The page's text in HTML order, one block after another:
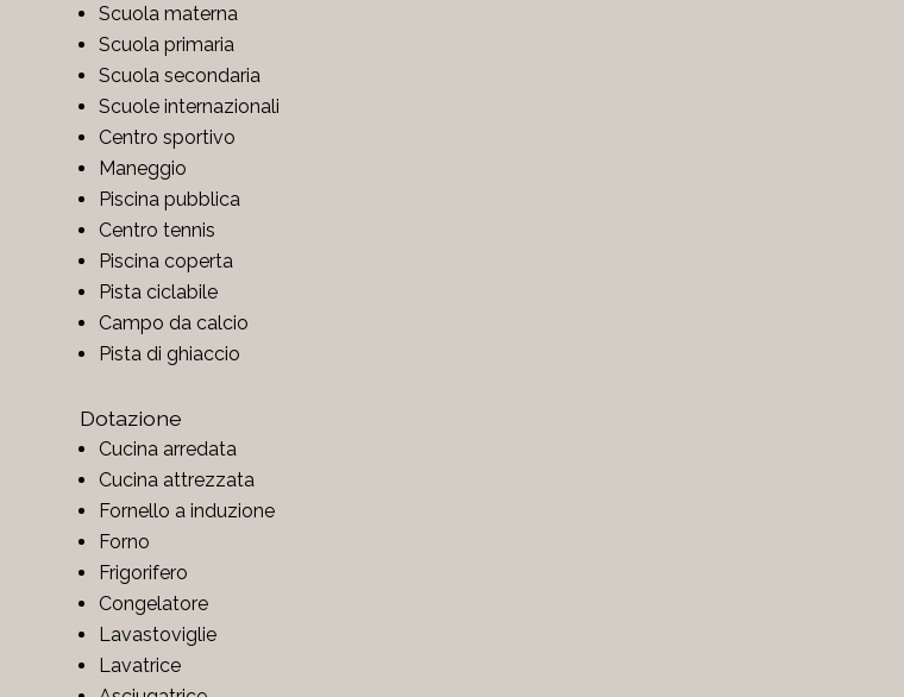
Scuola materna
Scuola primaria
Scuola secondaria
Scuole internazionali
Centro sportivo
Maneggio
Piscina pubblica
Centro tennis
Piscina coperta
Pista ciclabile
Campo da calcio
Pista di ghiaccio
Dotazione
Cucina arredata
Cucina attrezzata
Fornello a induzione
Forno
Frigorifero
Congelatore
Lavastoviglie
Lavatrice